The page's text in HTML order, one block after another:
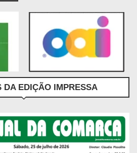
DA EDIÇÃO IMPRESSA